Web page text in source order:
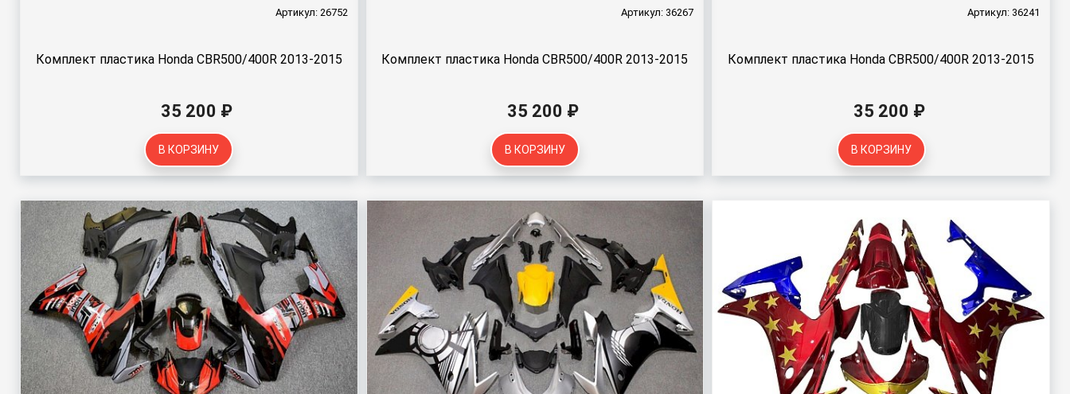
Артикул: 26752
Комплект пластика Honda CBR500/400R 2013-2015
35 200 ₽
В КОРЗИНУ
Артикул: 36267
Комплект пластика Honda CBR500/400R 2013-2015
35 200 ₽
В КОРЗИНУ
Артикул: 36241
Комплект пластика Honda CBR500/400R 2013-2015
35 200 ₽
В КОРЗИНУ